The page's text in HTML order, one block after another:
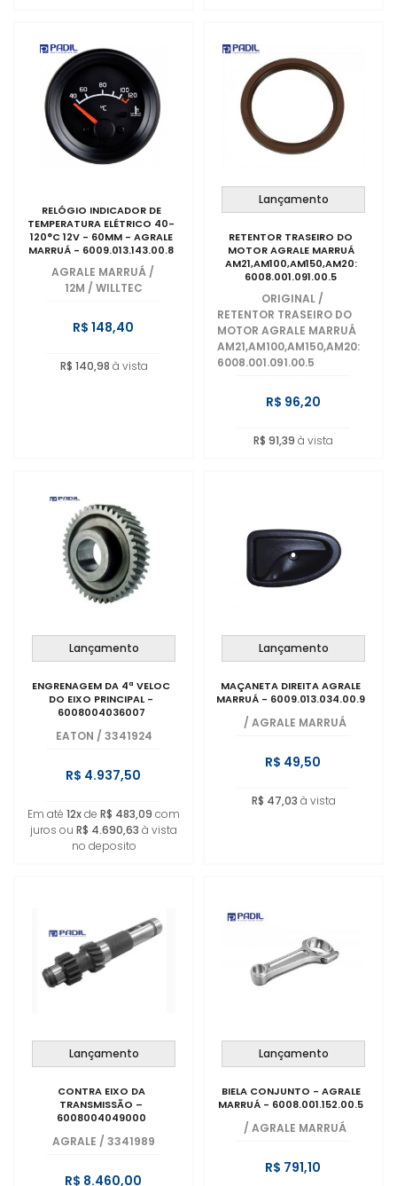
RELÓGIO INDICADOR DE
TEMPERATURA ELÉTRICO 40-
120°C 12V - 60MM - AGRALE
MARRUÁ - 6009.013.143.00.8
AGRALE MARRUÁ /
12M / WILLTEC
R$ 148,40
R$ 140,98 à vista
Lançamento
RETENTOR TRASEIRO DO
MOTOR AGRALE MARRUÁ
AM21,AM100,AM150,AM20:
6008.001.091.00.5
ORIGINAL /
RETENTOR TRASEIRO DO
MOTOR AGRALE MARRUÁ
AM21,AM100,AM150,AM20:
6008.001.091.00.5
R$ 96,20
R$ 91,39 à vista
Lançamento
ENGRENAGEM DA 4ª VELOC
DO EIXO PRINCIPAL -
6008004036007
EATON / 3341924
R$ 4.937,50
Em até 12xde R$ 483,09 com
juros ou R$ 4.690,63 à vista
no deposito
Lançamento
MAÇANETA DIREITA AGRALE
MARRUÁ - 6009.013.034.00.9
/ AGRALE MARRUÁ
R$ 49,50
R$ 47,03 à vista
Lançamento
CONTRA EIXO DA
TRANSMISSÃO –
6008004049000
AGRALE / 3341989
R$ 8.460,00
Lançamento
BIELA CONJUNTO - AGRALE
MARRUÁ - 6008.001.152.00.5
/ AGRALE MARRUÁ
R$ 791,10